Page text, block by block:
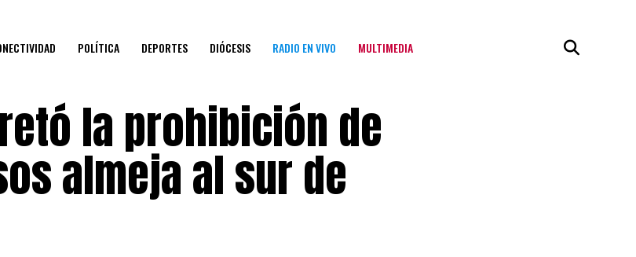
POLÍTICA DEPORTES DIÓCESIS RADIO EN VIVO MULTIMEDIA
la prohibición de
almeja al sur de